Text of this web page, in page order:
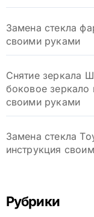
Замена стекла
своими руками
Снятие зеркала
боковое зеркало
своими руками
Замена стекла
инструкция
Рубрики